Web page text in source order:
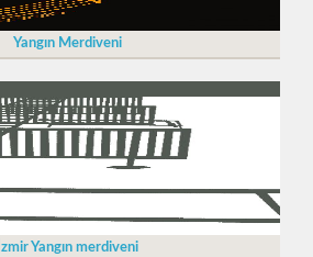
Yangın Merdiveni
İzmir Yangın merdiveni